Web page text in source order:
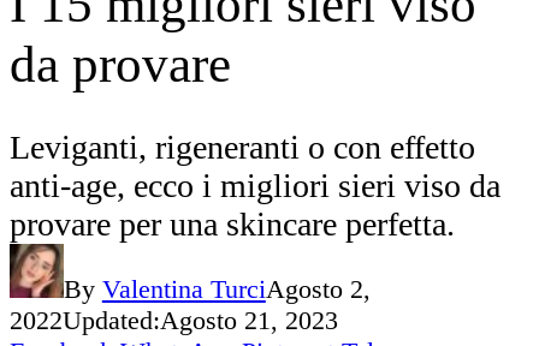
Valentina Turci
Agosto 2,
Agosto 21, 2023
Facebook WhatsApp Pinterest